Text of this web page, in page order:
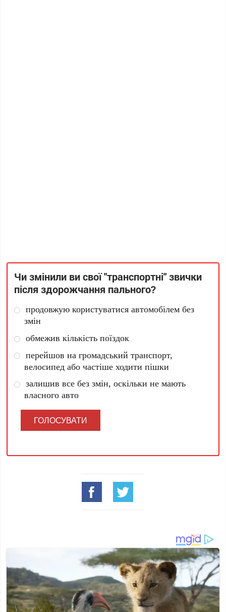
Чи змінили ви свої "транспортні" звички
після здорожчання пального?
продовжую користуватися автомобілем без
змін
обмежив кількість поїздок
перейшов на громадський транспорт,
велосипед або частіше ходити пішки
залишив все без змін, оскільки не мають
власного авто